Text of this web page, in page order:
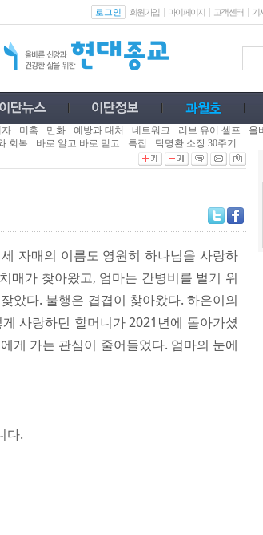
로그인 회원가입 마이페이지 고객센터 기
미혹 만화 예방과 대처 네트워크 러브 유어 셀프 올
회복
바로 알고 바로 믿고 특집 탁명환 소장 30주기
자매의 이름도 영원히 하나님을 사랑하
매가 찾아왔고, 엄마는 간병비를 벌기 위
았다. 불행은 겹겹이 찾아왔다. 하은이의
사랑하던 할머니가 2021년에 돌아가셨
게 가는 관심이 줄어들었다. 엄마의 눈에
다.